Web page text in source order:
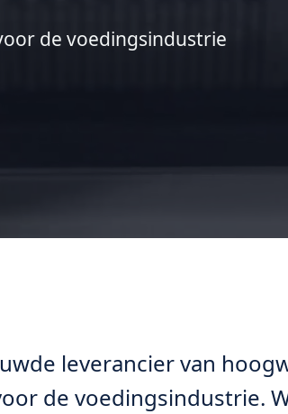
de voedingsindustrie
leverancier van
de voedingsindustrie.